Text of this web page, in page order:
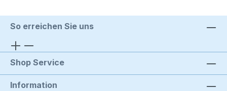
So erreichen Sie uns
Shop Service
Information